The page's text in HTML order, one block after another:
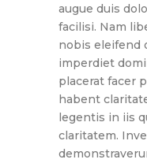
augue duis
facilisi. Nam
nobis eleifend
imperdiet
placerat facer
habent
legentis in iis
claritatem.